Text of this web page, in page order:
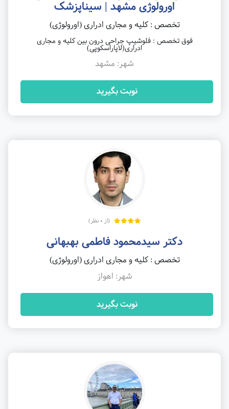
اورولوژی مشهد | سیناپزشک
تخصص : کلیه و مجاری ادراری (اورولوژی)
فوق تخصص : فلوشیپ جراحی درون بین کلیه و مجاری
ادراری(لاپاراسکوپی)
شهر: مشهد
نوبت بگیرید
(از 0 نظر)
دکتر سیدمحمود فاطمی بهبهانی
تخصص : کلیه و مجاری ادراری (اورولوژی)
شهر: اهواز
نوبت بگیرید